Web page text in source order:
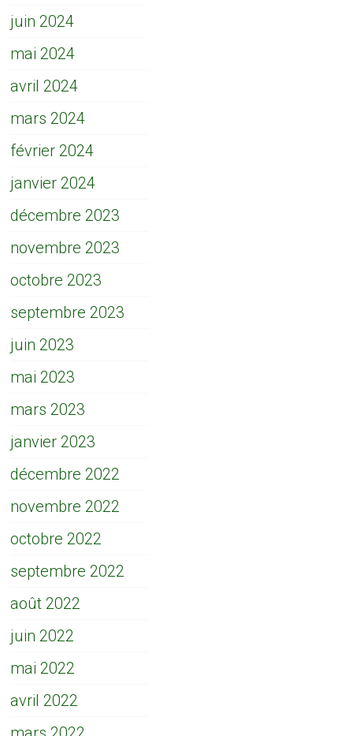
juin 2024
mai 2024
avril 2024
mars 2024
février 2024
janvier 2024
décembre 2023
novembre 2023
octobre 2023
septembre 2023
juin 2023
mai 2023
mars 2023
janvier 2023
décembre 2022
novembre 2022
octobre 2022
septembre 2022
août 2022
juin 2022
mai 2022
avril 2022